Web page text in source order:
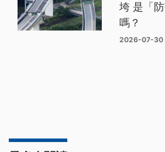
垮 是「
嗎？
2026-07-30